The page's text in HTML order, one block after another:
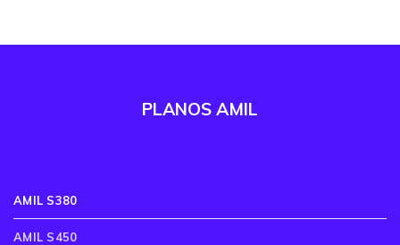
PLANOS AMIL
AMIL S380
AMIL S450